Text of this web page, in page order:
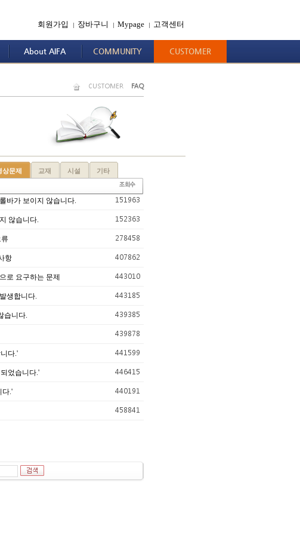
회원가입 | 장바구니 | Mypage | 고객센터
About AIFA COMMUNITY CUSTOMER
CUSTOMER FAQ
상문제 교재 시설 기타
바가 보이지 않습니다. 151963
않습니다. 152363
278458
항 407862
로 요구하는 문제 443010
생합니다. 443185
습니다. 439385
439878
다.' 441599
었습니다.' 446415
다.' 440191
458841